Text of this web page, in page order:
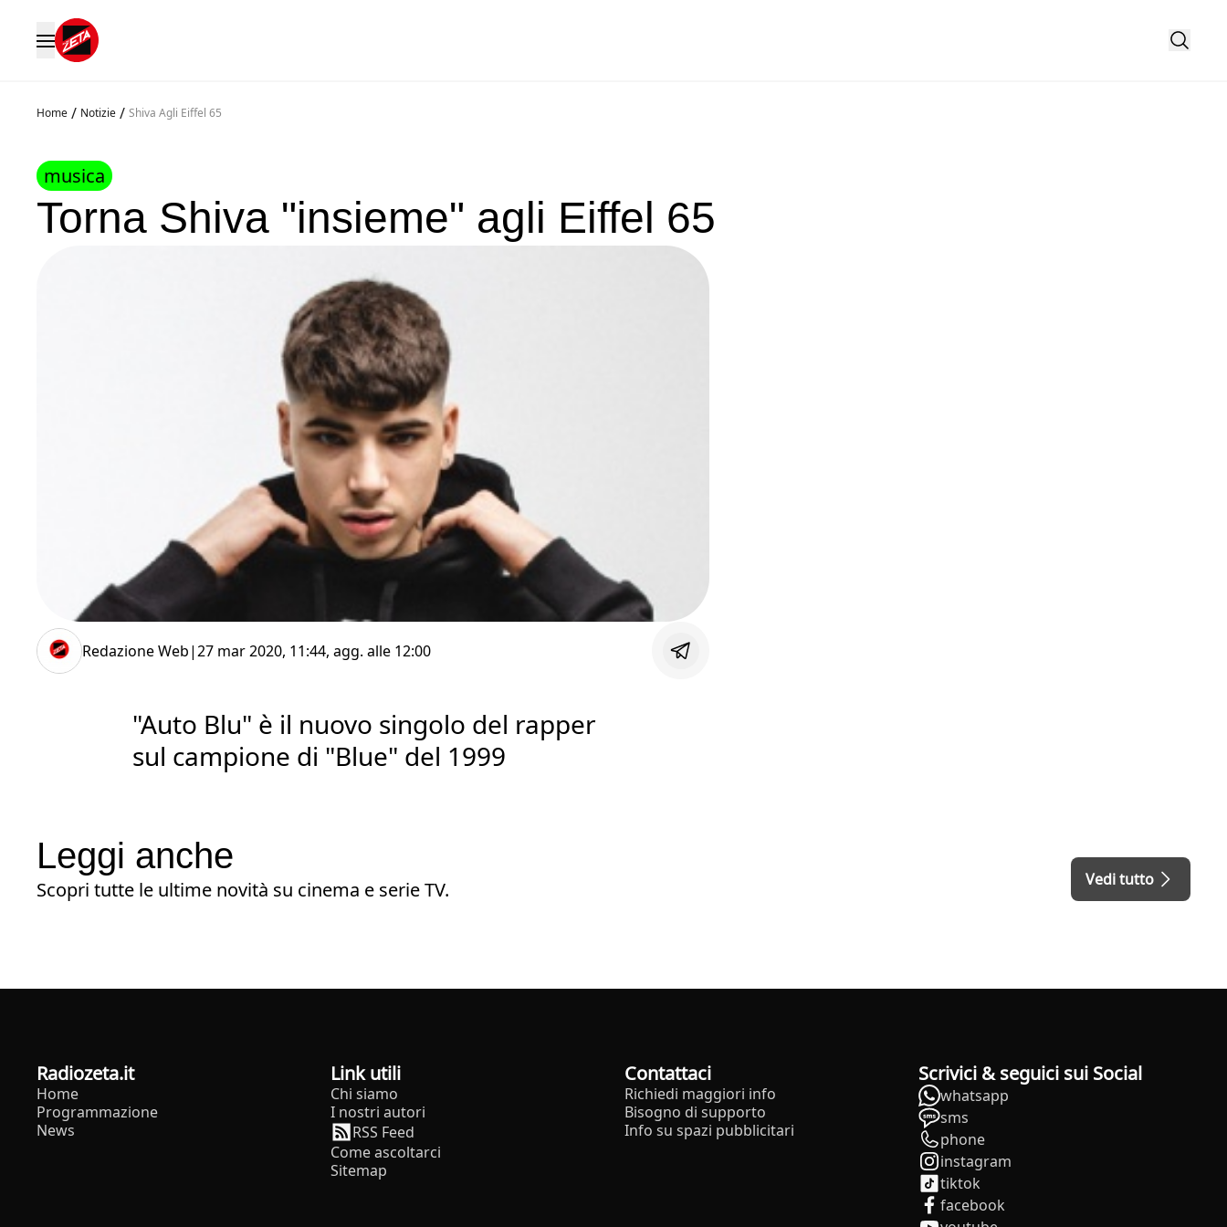
Home / Notizie / Shiva Agli Eiffel 65
musica
Torna Shiva "insieme" agli Eiffel 65
Redazione Web|27 mar 2020, 11:44, agg. alle 12:00
"Auto Blu" è il nuovo singolo del rapper
sul campione di "Blue" del 1999
Leggi anche
Scopri tutte le ultime novità su cinema e serie TV. Vedi tutto
radiozeta.it
Home
Programmazione
News
Link utili
Chi siamo
I nostri autori
RSS Feed
Come ascoltarci
Sitemap
Contattaci
Richiedi maggiori info
Bisogno di supporto
Info su spazi pubblicitari
Scrivici & seguici sui Social
whatsapp
sms
phone
instagram
tiktok
facebook